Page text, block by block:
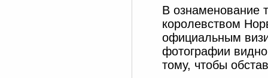
В ознаменование
королевством
официальным
фотографии
тому, чтобы